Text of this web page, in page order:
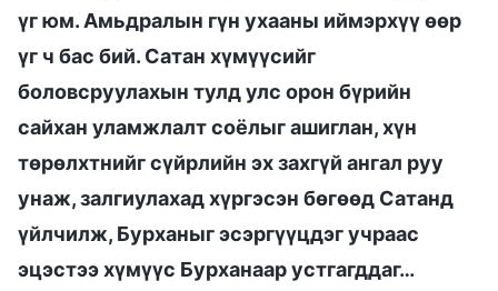
үг юм. Амьдралын гүн ухааны иймэрхүү өөр
үг ч бас бий. Сатан хүмүүсийг
боловсруулахын тулд улс орон бүрийн
сайхан уламжлалт соёлыг ашиглан, хүн
төрөлхтнийг сүйрлийн эх захгүй ангал руу
унаж, залгиулахад хүргэсэн бөгөөд Сатанд
үйлчилж, Бурханыг эсэргүүцдэг учраас
эцэстээ хүмүүс Бурханаар устгагддаг…